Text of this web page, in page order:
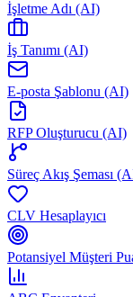
İşletme Adı (AI)
İş Tanımı (AI)
E-posta Şablonu (AI)
RFP Oluşturucu (AI)
Süreç Akış Şeması
CLV Hesaplayıcı
Potansiyel Müşteri